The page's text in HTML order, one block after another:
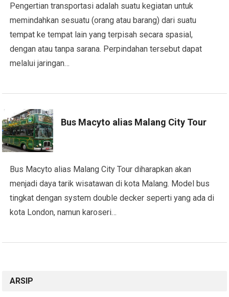
Pengertian transportasi adalah suatu kegiatan untuk
memindahkan sesuatu (orang atau barang) dari suatu
tempat ke tempat lain yang terpisah secara spasial,
dengan atau tanpa sarana. Perpindahan tersebut dapat
melalui jaringan…
Bus Macyto alias Malang City Tour
Bus Macyto alias Malang City Tour diharapkan akan
menjadi daya tarik wisatawan di kota Malang. Model bus
tingkat dengan system double decker seperti yang ada di
kota London, namun karoseri…
ARSIP